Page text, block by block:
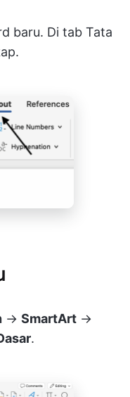
baru. Di tab Tata
→ SmartArt →
.